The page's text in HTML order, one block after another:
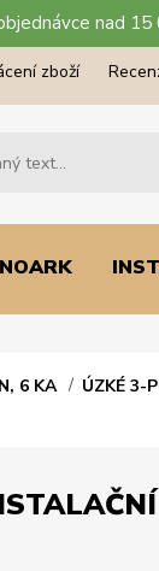
nad
zboží
6 KA ÚZKÉ 3-